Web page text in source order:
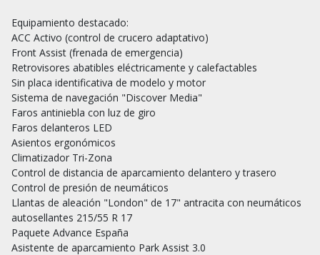
Equipamiento destacado:
ACC Activo (control de crucero adaptativo)
Front Assist (frenada de emergencia)
Retrovisores abatibles eléctricamente y calefactables
Sin placa identificativa de modelo y motor
Sistema de navegación "Discover Media"
Faros antiniebla con luz de giro
Faros delanteros LED
Asientos ergonómicos
Climatizador Tri-Zona
Control de distancia de aparcamiento delantero y trasero
Control de presión de neumáticos
Llantas de aleación "London" de 17" antracita con neumáticos
autosellantes 215/55 R 17
Paquete Advance España
Asistente de aparcamiento Park Assist 3.0